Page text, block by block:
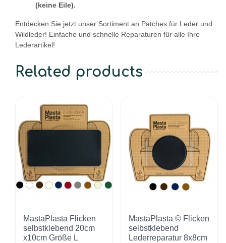
(keine Eile).
Entdecken Sie jetzt unser Sortiment an Patches für Leder und
Wildleder! Einfache und schnelle Reparaturen für alle Ihre
Lederartikel!
Related products
MastaPlasta Flicken
selbstklebend 20cm
x10cm Größe L
MastaPlasta © Flicken
selbstklebend
Lederreparatur 8x8cm